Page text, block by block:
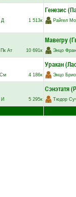
Д 1 513к
Генезис
Райгел
Пк Ат 10 691к
Мавегру
Энцо
См 4 186к
Уракан
Энцо
И 5 295к
Сэнэтатя
Тюдор